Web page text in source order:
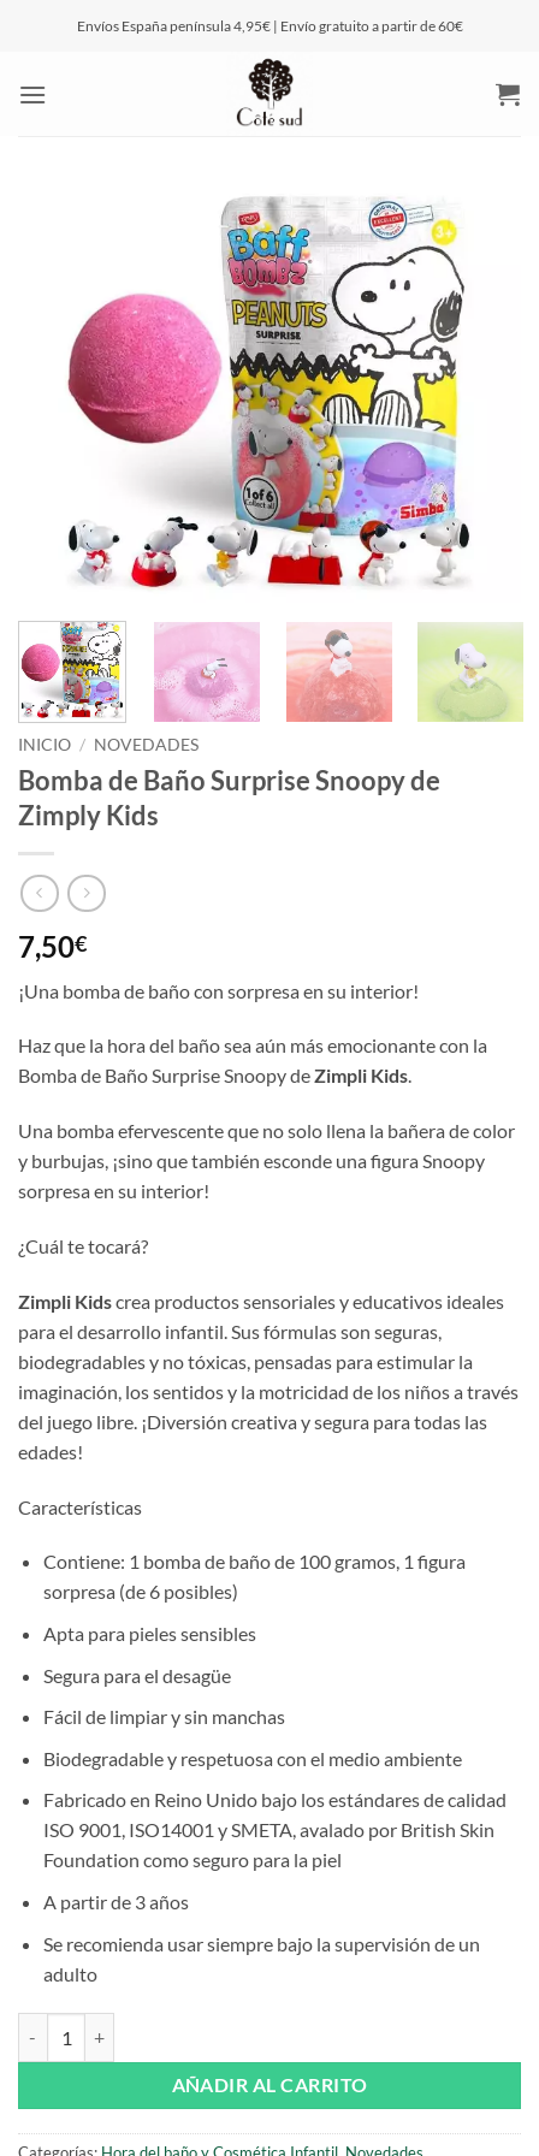
Envíos España península 4,95€ | Envío gratuito a partir de 60€
INICIO / NOVEDADES
Bomba de Baño Surprise Snoopy de
Zimply Kids
7,50€
¡Una bomba de baño con sorpresa en su interior!
Haz que la hora del baño sea aún más emocionante con la
Bomba de Baño Surprise Snoopy deZimpli Kids.
Una bomba efervescente que no solo llena la bañera de color
y burbujas, ¡sino que también esconde una figura Snoopy
sorpresa en su interior!
¿Cuál te tocará?
Zimpli Kidscrea productos sensoriales y educativos ideales
para el desarrollo infantil. Sus fórmulas son seguras,
biodegradables y no tóxicas, pensadas para estimular la
imaginación, los sentidos y la motricidad de los niños a través
del juego libre. ¡Diversión creativa y segura para todas las
edades!
Características
Contiene: 1 bomba de baño de 100 gramos, 1 figura
sorpresa (de 6 posibles)
Apta para pieles sensibles
Segura para el desagüe
Fácil de limpiar y sin manchas
Biodegradable y respetuosa con el medio ambiente
Fabricado en Reino Unido bajo los estándares de calidad
ISO 9001, ISO14001 y SMETA, avalado por British Skin
Foundation como seguro para la piel
A partir de 3 años
Se recomienda usar siempre bajo la supervisión de un
adulto
AÑADIR AL CARRITO